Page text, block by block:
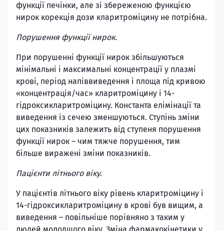
функції печінки, але зі збереженою функцією
нирок корекція дози кларитроміцину не потрібна.
Порушення функції нирок.
При порушенні функції нирок збільшуються
мінімальні і максимальні концентрації у плазмі
крові, період напіввиведення і площа під кривою
«концентрація/час» кларитроміцину і 14-
гідроксикларитроміцину. Константа елімінації та
виведення із сечею зменшуються. Ступінь зміни
цих показників залежить від ступеня порушення
функції нирок – чим тяжче порушення, тим
більше виражені зміни показників.
Пацієнти літнього віку.
У пацієнтів літнього віку рівень кларитроміцину і
14-гідроксикларитроміцину в крові був вищим, а
виведення – повільніше порівняно з таким у